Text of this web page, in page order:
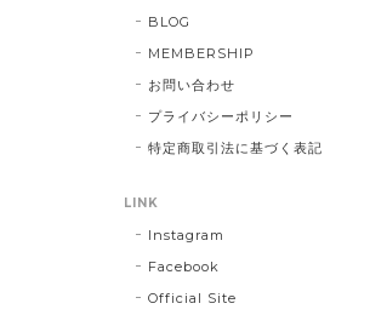
BLOG
MEMBERSHIP
お問い合わせ
プライバシーポリシー
特定商取引法に基づく表記
LINK
Instagram
Facebook
Official Site